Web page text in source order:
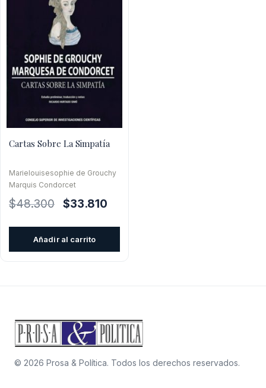
Cartas Sobre La Simpatía
Marielouisesophie de Grouchy
Marquis Condorcet
$48.300
El
$33.810
Añadir al carrito
© 2026 Prosa & Política. Todos los derechos reservados.